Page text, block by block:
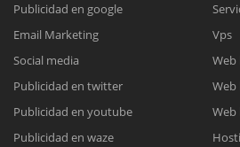
Reunión
Nuestros ejecutivos le enviarán un
Cotización
Complete el formulario y nos
Chat
Todos nuestros ejecutivos están fuera de
para enviarnos un correo electrónico
Publicidad en google
Email Marketing
Social media
Publicidad en twitter
Publicidad en youtube
Publicidad en waze
Vps
Web
Web